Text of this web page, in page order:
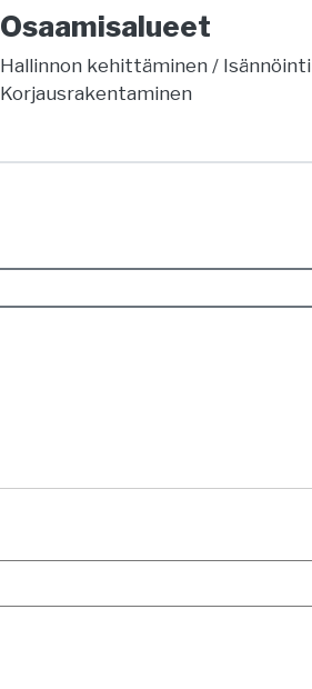
Osaamisalueet
Hallinnon kehittäminen
Isännöinti
Korjausrakentaminen